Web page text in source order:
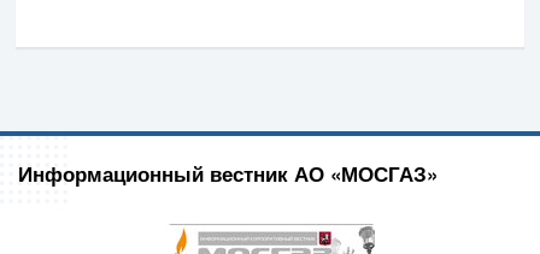
Информационный вестник АО «МОСГАЗ»